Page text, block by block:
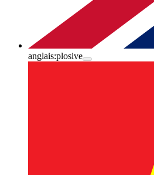
anglais:plosive